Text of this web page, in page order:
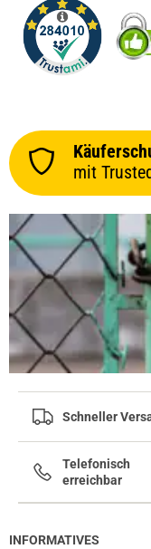
mit
Schneller
Telefonisch
erreichbar
INFORMATIVES